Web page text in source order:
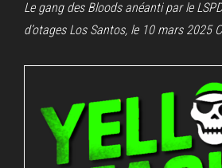
Le gang des Bloods anéanti par le
d’otages Los Santos, le 10 mars 2025